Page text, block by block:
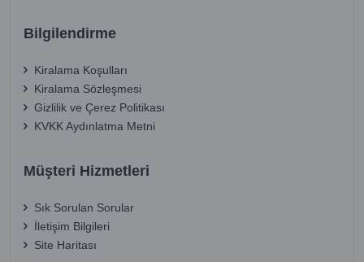
Bilgilendirme
Kiralama Koşulları
Kiralama Sözleşmesi
Gizlilik ve Çerez Politikası
KVKK Aydınlatma Metni
Müşteri Hizmetleri
Sık Sorulan Sorular
İletişim Bilgileri
Site Haritası